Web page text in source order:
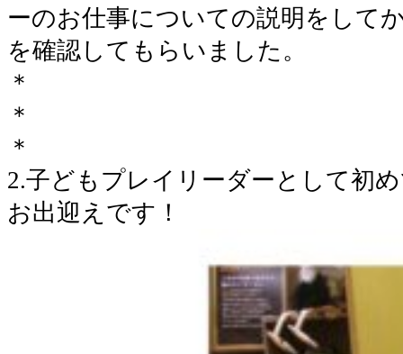
ーのお仕事についての説明をして
を確認してもらいました。
＊
＊
＊
2.子どもプレイリーダーとして初
お出迎えです！